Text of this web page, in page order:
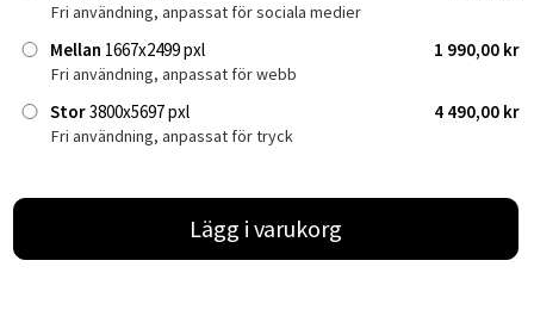
Fri användning, anpassat för sociala medier
Mellan 1667x2499 pxl 1 990,00 kr
Fri användning, anpassat för webb
Stor3800x5697 pxl 4 490,00 kr
Fri användning, anpassat för tryck
Lägg i varukorg